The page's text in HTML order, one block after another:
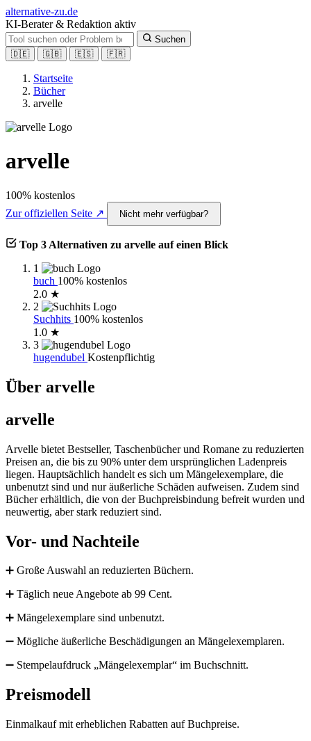
alternative-zu.de
KI-Berater & Redaktion aktiv
Suchen
🇩🇪
🇬🇧 🇪🇸 🇫🇷
Startseite
Bücher
arvelle
arvelle
100% kostenlos
Zur offiziellen Seite ↗
Nicht mehr verfügbar?
Top 3 Alternativen zu arvelle auf einen Blick
1
buch 100% kostenlos
2.0 ★
2
Suchhits 100% kostenlos
1.0 ★
3
hugendubel Kostenpflichtig
Über arvelle
arvelle
Arvelle bietet Bestseller, Taschenbücher und Romane zu reduzierten
Preisen an, die bis zu 90% unter dem ursprünglichen Ladenpreis
liegen. Hauptsächlich handelt es sich um Mängelexemplare, die
unbenutzt sind und nur äußerliche Schäden aufweisen. Zudem sind
Bücher erhältlich, die von der Buchpreisbindung befreit wurden und
neuwertig, aber stark reduziert sind.
Vor- und Nachteile
➕ Große Auswahl an reduzierten Büchern.
➕ Täglich neue Angebote ab 99 Cent.
➕ Mängelexemplare sind unbenutzt.
➖ Mögliche äußerliche Beschädigungen an Mängelexemplaren.
➖ Stempelaufdruck „Mängelexemplar“ im Buchschnitt.
Preismodell
Einmalkauf mit erheblichen Rabatten auf Buchpreise.